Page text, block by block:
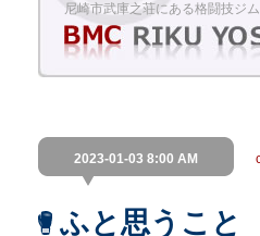
尼崎市武庫之荘にある格闘技ジ
2023-01-03 8:00 AM
ふと思うこと